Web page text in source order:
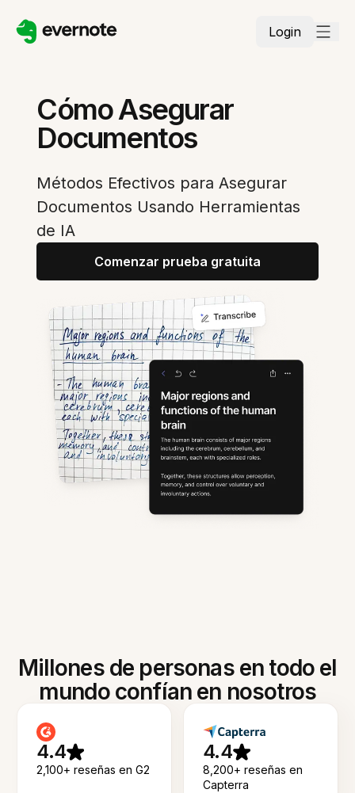
Login
Cómo Asegurar
Documentos
Métodos Efectivos para Asegurar
Documentos Usando Herramientas
de IA
Comenzar prueba gratuita
Millones de personas en todo el
mundo confían en nosotros
4.4
2,100+ reseñas en G2
4.4
8,200+ reseñas en
Capterra